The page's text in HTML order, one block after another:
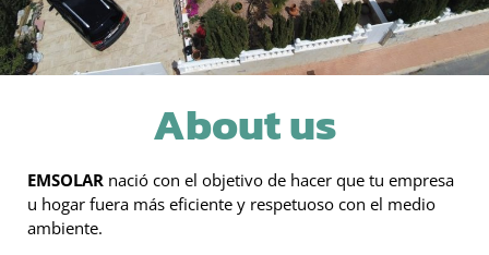
About us
EMSOLAR nació con el objetivo de hacer que tu empresa
u hogar fuera más eficiente y respetuoso con el medio
ambiente.